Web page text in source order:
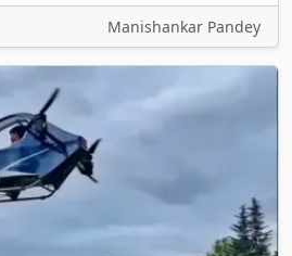
Manishankar Pandey